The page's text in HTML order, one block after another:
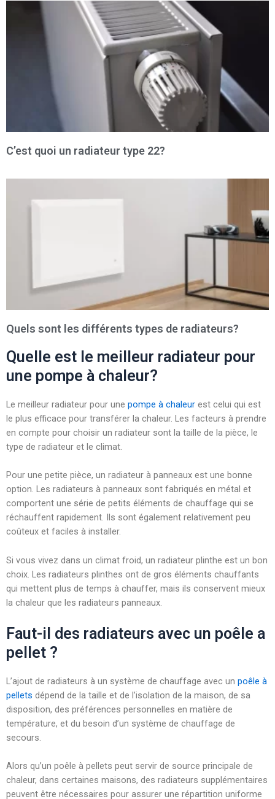
C’est quoi un radiateur type 22?
Quels sont les différents types de radiateurs?
Quelle est le meilleur radiateur pour
une pompe à chaleur?
Le meilleur radiateur pour une pompe à chaleur est celui qui est
le plus efficace pour transférer la chaleur. Les facteurs à prendre
en compte pour choisir un radiateur sont la taille de la pièce, le
type de radiateur et le climat.
Pour une petite pièce, un radiateur à panneaux est une bonne
option. Les radiateurs à panneaux sont fabriqués en métal et
comportent une série de petits éléments de chauffage qui se
réchauffent rapidement. Ils sont également relativement peu
coûteux et faciles à installer.
Si vous vivez dans un climat froid, un radiateur plinthe est un bon
choix. Les radiateurs plinthes ont de gros éléments chauffants
qui mettent plus de temps à chauffer, mais ils conservent mieux
la chaleur que les radiateurs panneaux.
Faut-il des radiateurs avec un poêle a
pellet ?
L’ajout de radiateurs à un système de chauffage avec un poêle à
pellets dépend de la taille et de l’isolation de la maison, de sa
disposition, des préférences personnelles en matière de
température, et du besoin d’un système de chauffage de
secours.
Alors qu’un poêle à pellets peut servir de source principale de
chaleur, dans certaines maisons, des radiateurs supplémentaires
peuvent être nécessaires pour assurer une répartition uniforme